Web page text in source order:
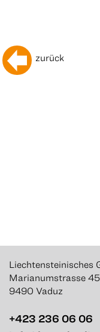
zurück
Liechtensteinisches
Marianumstrasse 45
9490 Vaduz
+423 236 06 06